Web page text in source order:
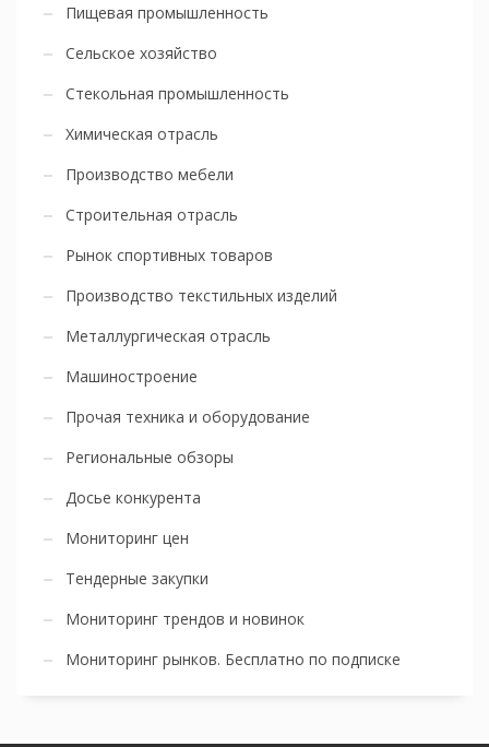
Пищевая промышленность
Сельское хозяйство
Стекольная промышленность
Химическая отрасль
Производство мебели
Строительная отрасль
Рынок спортивных товаров
Производство текстильных изделий
Металлургическая отрасль
Машиностроение
Прочая техника и оборудование
Региональные обзоры
Досье конкурента
Мониторинг цен
Тендерные закупки
Мониторинг трендов и новинок
Мониторинг рынков. Бесплатно по подписке